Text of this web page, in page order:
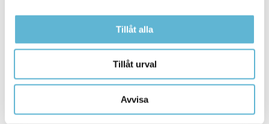
Tillåt alla
Tillåt urval
Avvisa
www.bromolla.se
Växel: 0456-82 20 00